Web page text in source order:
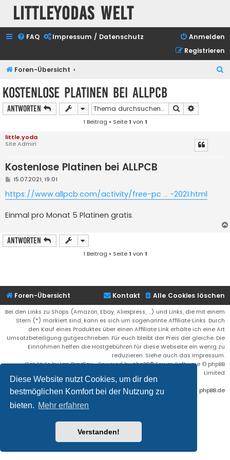
Diese Website nutzt Cookies, um dir den
bestmöglichen Komfort bei der Nutzung zu
bieten. Mehr erfahren
Verstanden!
Littleyodas Welt
FAQ Impressum / Datenschutz
Anmelden
Registrieren
Foren-Übersicht
Kostenlose Platinen bei ALLPCB
Antworten Suche
1 Beitrag • Seite1 von 1
little.yoda
Site Admin
Kostenlose Platinen bei ALLPCB
B
i
t
a
g
15.07.2021, 19:01
https://www.allpcb.com/activity/free-pc ... -2021.html
Einmal pro Monat 5 Platinen gratis.
Antworten
1 Beitrag • Seite1 von 1
Foren-Übersicht Alle Cookies löschen
Kontakt
Bei den Links zu Shops (Amazon, Ebay, Aliexpress, ...) und Links, die mit einem
Stern (*) markiert sind, kann es sich um sogenannte Affiliate Links. Durch
den Kauf eines Produktes über einen Affiliate Link erhälte ich eine Art
Umsatzbeteiligung gutgeschrieben. Für euch bleibt der Preis der gleiche. Die
Einnahmen helfen die Hostgebühren für diese Webseite ein wenig zu
reduzieren. Siehe auch das Impressum.
Flat Style byIan Bradley• Powered byphpBB® Forum Software © phpBB
Limited
Deutsche Übersetzung durch phpBB.de